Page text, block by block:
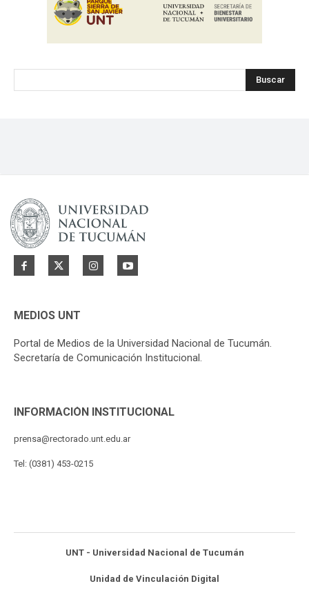
Buscar
MEDIOS UNT
Portal de Medios de la Universidad Nacional de Tucumán.
Secretaría de Comunicación Institucional.
INFORMACIÓN INSTITUCIONAL
prensa@rectorado.unt.edu.ar
Tel: (0381) 453-0215
UNT - Universidad Nacional de Tucumán
Unidad de Vinculación Digital